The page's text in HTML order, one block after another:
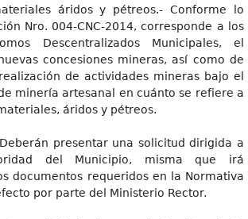
áridos y pétreos.- Conforme lo
Nro. 004-CNC-2014, corresponde a los
Descentralizados Municipales, el
concesiones mineras, así como de
de actividades mineras bajo el
minería artesanal en cuánto se refiere a
áridos y pétreos.
presentar una solicitud dirigida a
del Municipio, misma que irá
documentos requeridos en la Normativa
por parte del Ministerio Rector.